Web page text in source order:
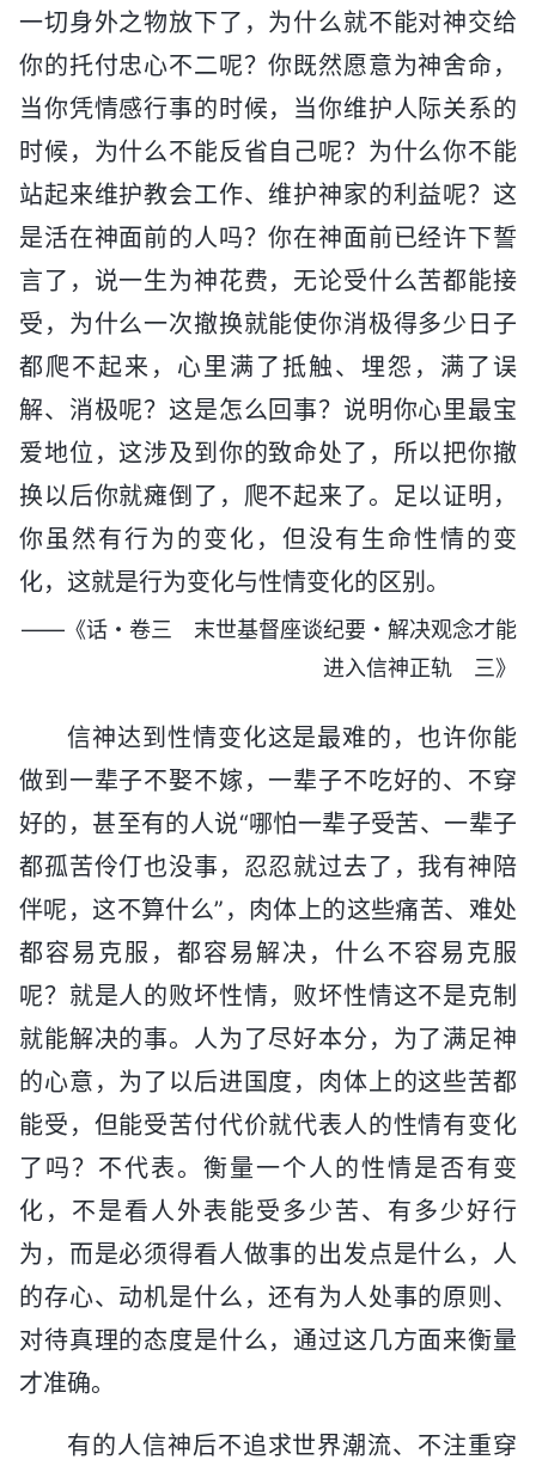
一切身外之物放下了，为什么就不能对神交给
你的托付忠心不二呢？你既然愿意为神舍命，
当你凭情感行事的时候，当你维护人际关系的
时候，为什么不能反省自己呢？为什么你不能
站起来维护教会工作、维护神家的利益呢？这
是活在神面前的人吗？你在神面前已经许下誓
言了，说一生为神花费，无论受什么苦都能接
受，为什么一次撤换就能使你消极得多少日子
都爬不起来，心里满了抵触、埋怨，满了误
解、消极呢？这是怎么回事？说明你心里最宝
爱地位，这涉及到你的致命处了，所以把你撤
换以后你就瘫倒了，爬不起来了。足以证明，
你虽然有行为的变化，但没有生命性情的变
化，这就是行为变化与性情变化的区别。
——《话・卷三 末世基督座谈纪要・解决观念才能
进入信神正轨 三》
信神达到性情变化这是最难的，也许你能
做到一辈子不娶不嫁，一辈子不吃好的、不穿
好的，甚至有的人说“哪怕一辈子受苦、一辈子
都孤苦伶仃也没事，忍忍就过去了，我有神陪
伴呢，这不算什么”，肉体上的这些痛苦、难处
都容易克服，都容易解决，什么不容易克服
呢？就是人的败坏性情，败坏性情这不是克制
就能解决的事。人为了尽好本分，为了满足神
的心意，为了以后进国度，肉体上的这些苦都
能受，但能受苦付代价就代表人的性情有变化
了吗？不代表。衡量一个人的性情是否有变
化，不是看人外表能受多少苦、有多少好行
为，而是必须得看人做事的出发点是什么，人
的存心、动机是什么，还有为人处事的原则、
对待真理的态度是什么，通过这几方面来衡量
才准确。
有的人信神后不追求世界潮流、不注重穿